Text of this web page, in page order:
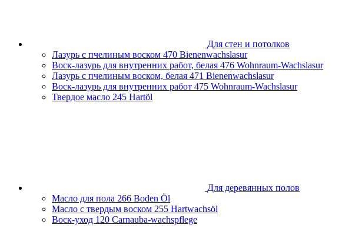
Для стен и потолков
Лазурь с пчелиным воском 470 Bienenwachslasur
Воск-лазурь для внутренних работ, белая 476 Wohnraum-Wachslasur
Лазурь с пчелиным воском, белая 471 Bienenwachslasur
Воск-лазурь для внутренних работ 475 Wohnraum-Wachslasur
Твердое масло 245 Hartöl
Для деревянных полов
Масло для пола 266 Boden Öl
Масло с твердым воском 255 Hartwachsöl
Воск-уход 120 Carnauba-wachspflege